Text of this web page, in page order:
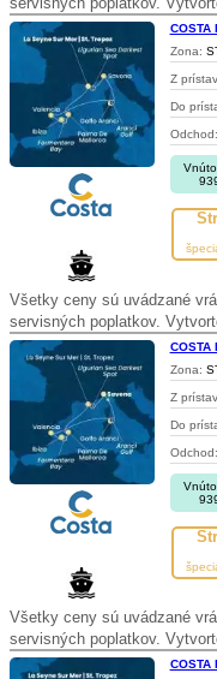
COSTA
Zona:
Z
Do
Odchod:
Všetky ceny sú uvádzané
servisných poplatkov.
COSTA
Zona:
Z
Do
Odchod:
Všetky ceny sú uvádzané
servisných poplatkov.
COSTA